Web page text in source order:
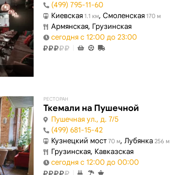
(499) 795-11-60
Киевская 1.1 км, Смоленская 170 м
Армянская, Грузинская
сегодня с 12:00 до 23:00
РЕСТОРАН
Ткемали на Пушечной
Пушечная ул., д. 7/5
(499) 681-15-42
Кузнецкий мост 70 м, Лубянка 256 м
Грузинская, Кавказская
сегодня с 12:00 до 00:00